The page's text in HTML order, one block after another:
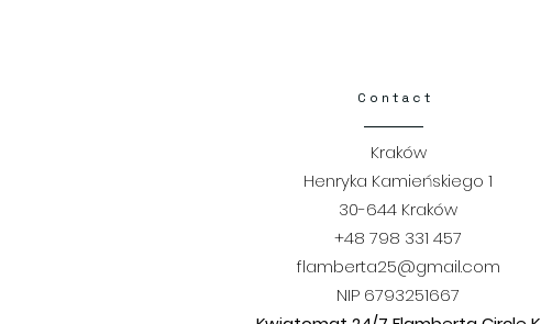
Contact​
Kraków
Henryka Kamieńskiego 1
30-644 Kraków
+48 798 331 457
flamberta25@gmail.com
NIP 6793251667